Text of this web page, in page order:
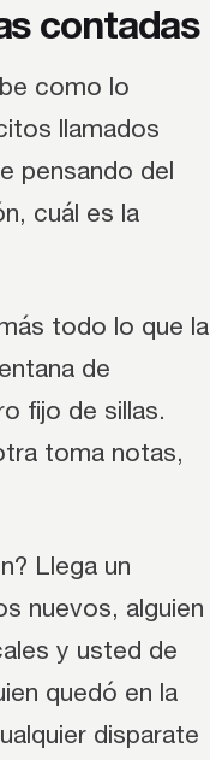
contadas
como lo
llamados
pensando del
cuál es la
todo lo que la
de
fijo de sillas.
toma notas,
Llega un
nuevos, alguien
y usted de
quedó en la
disparate